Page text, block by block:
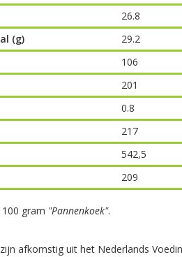
26.8
(g)
29.2
106
201
0.8
217
542,5
209
gram "Pannenkoek".
afkomstig uit het Nederlands